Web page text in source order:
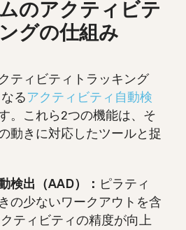
のアクティビテ
グの仕組み
ティビティトラッキング
るアクティビティ自動検
。これら2つの機能は、そ
動きに対応したツールと捉
検出（AAD）： ピラティ
の少ないワークアウトを含
ティビティの精度が向上